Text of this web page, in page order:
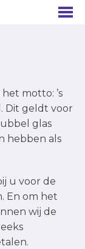
motto: ’s
Dit geldt voor
glas
hebben als
u voor de
En om het
wij de